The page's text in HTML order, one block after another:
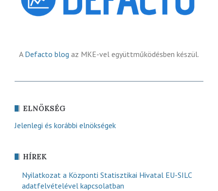
A Defacto blog az MKE-vel együttműködésben készül.
ELNÖKSÉG
Jelenlegi és korábbi elnökségek
HÍREK
Nyilatkozat a Központi Statisztikai Hivatal EU-SILC
adatfelvételével kapcsolatban